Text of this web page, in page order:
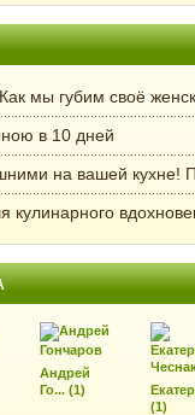
мы губим своё
в 10 дней
на вашей кухне!
Андрей
Го... (1)
(1)